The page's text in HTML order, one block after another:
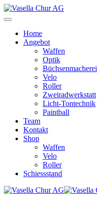
Home
Angebot
Waffen
Optik
Büchsenmacherei
Velo
Roller
Zweiradwerkstatt
Licht-Tontechnik
Paintball
Team
Kontakt
Shop
Waffen
Velo
Roller
Schiessstand